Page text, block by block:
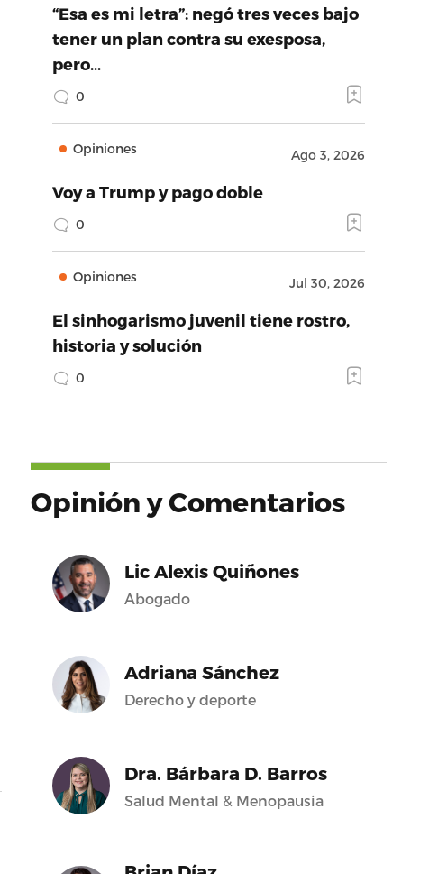
“Esa es mi letra”: negó tres veces bajo
tener un plan contra su exesposa,
pero…
0
Opiniones Ago 3, 2026
Voy a Trump y pago doble
0
Opiniones Jul 30, 2026
El sinhogarismo juvenil tiene rostro,
historia y solución
0
Opinión y Comentarios
Lic Alexis Quiñones
Abogado
Adriana Sánchez
Derecho y deporte
Dra. Bárbara D. Barros
Salud Mental & Menopausia